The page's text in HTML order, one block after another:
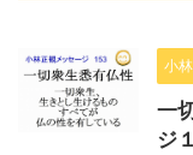
小
一
ジ